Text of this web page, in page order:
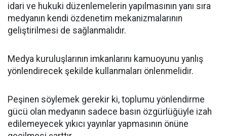
idari ve hukuki düzenlemelerin yapılmasının yanı sıra
medyanın kendi özdenetim mekanizmalarının
geliştirilmesi de sağlanmalıdır.
Medya kuruluşlarının imkanlarını kamuoyunu yanlış
yönlendirecek şekilde kullanmaları önlenmelidir.
Peşinen söylemek gerekir ki, toplumu yönlendirme
gücü olan medyanın sadece basın özgürlüğüyle izah
edilemeyecek yıkıcı yayınlar yapmasının önüne